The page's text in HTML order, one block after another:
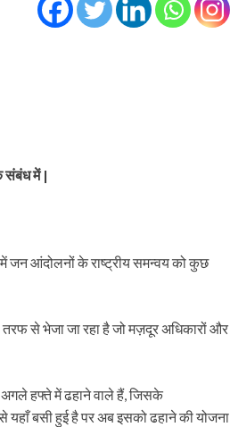
संबंध में |
आंदोलनों के राष्ट्रीय समन्वय को कुछ
से भेजा जा रहा है जो मज़दूर अधिकारों और
अगले हफ्ते में ढहाने वाले हैं, जिसके
बसी हुई है पर अब इसको ढहाने की योजना